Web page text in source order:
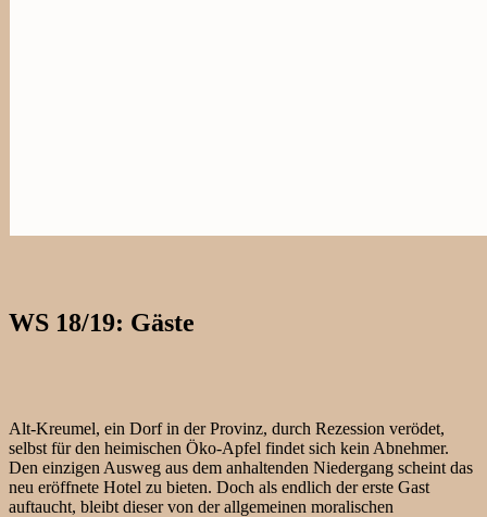
WS 18/19: Gäste
Alt-Kreumel, ein Dorf in der Provinz, durch Rezession verödet,
selbst für den heimischen Öko-Apfel findet sich kein Abnehmer.
Den einzigen Ausweg aus dem anhaltenden Niedergang scheint das
neu eröffnete Hotel zu bieten. Doch als endlich der erste Gast
auftaucht, bleibt dieser von der allgemeinen moralischen